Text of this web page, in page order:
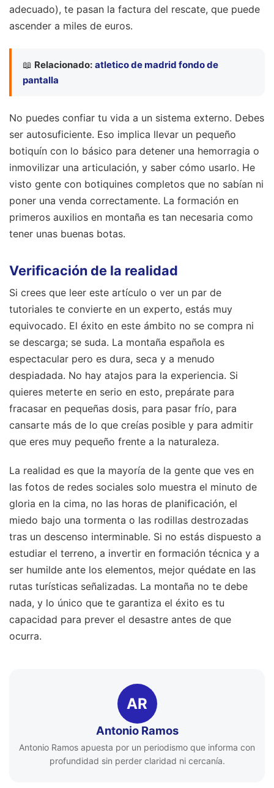
adecuado), te pasan la factura del rescate, que puede
ascender a miles de euros.
📖 Relacionado: atletico de madrid fondo de
pantalla
No puedes confiar tu vida a un sistema externo. Debes
ser autosuficiente. Eso implica llevar un pequeño
botiquín con lo básico para detener una hemorragia o
inmovilizar una articulación, y saber cómo usarlo. He
visto gente con botiquines completos que no sabían ni
poner una venda correctamente. La formación en
primeros auxilios en montaña es tan necesaria como
tener unas buenas botas.
Verificación de la realidad
Si crees que leer este artículo o ver un par de
tutoriales te convierte en un experto, estás muy
equivocado. El éxito en este ámbito no se compra ni
se descarga; se suda. La montaña española es
espectacular pero es dura, seca y a menudo
despiadada. No hay atajos para la experiencia. Si
quieres meterte en serio en esto, prepárate para
fracasar en pequeñas dosis, para pasar frío, para
cansarte más de lo que creías posible y para admitir
que eres muy pequeño frente a la naturaleza.
La realidad es que la mayoría de la gente que ves en
las fotos de redes sociales solo muestra el minuto de
gloria en la cima, no las horas de planificación, el
miedo bajo una tormenta o las rodillas destrozadas
tras un descenso interminable. Si no estás dispuesto a
estudiar el terreno, a invertir en formación técnica y a
ser humilde ante los elementos, mejor quédate en las
rutas turísticas señalizadas. La montaña no te debe
nada, y lo único que te garantiza el éxito es tu
capacidad para prever el desastre antes de que
ocurra.
AR
Antonio Ramos
Antonio Ramos apuesta por un periodismo que informa con
profundidad sin perder claridad ni cercanía.